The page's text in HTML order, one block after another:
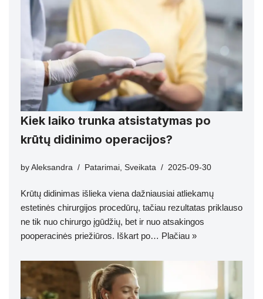
Kiek laiko trunka atsistatymas po
krūtų didinimo operacijos?
by Aleksandra Patarimai, Sveikata 2025-09-30
Krūtų didinimas išlieka viena dažniausiai atliekamų
estetinės chirurgijos procedūrų, tačiau rezultatas priklauso
ne tik nuo chirurgo įgūdžių, bet ir nuo atsakingos
pooperacinės priežiūros. Iškart po… Plačiau »